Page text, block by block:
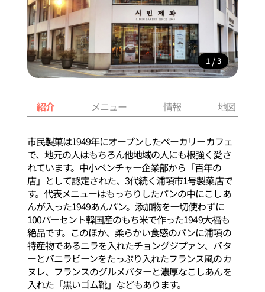
1 / 3
紹介 メニュー 情報 地図
市民製菓は1949年にオープンしたベーカリーカフェ
で、地元の人はもちろん他地域の人にも根強く愛さ
れています。中小ベンチャー企業部から「百年の
店」として認定された、3代続く浦項市1号製菓店で
す。代表メニューはもっちりしたパンの中にこしあ
んが入った1949あんパン。添加物を一切使わずに
100パーセント韓国産のもち米で作った1949大福も
絶品です。このほか、柔らかい食感のパンに浦項の
特産物であるニラを入れたチョングジプァン、バタ
ーとバニラビーンをたっぷり入れたフランス風のカ
ヌレ、フランスのグルメバターと濃厚なこしあんを
入れた「黒いゴム靴」などもあります。